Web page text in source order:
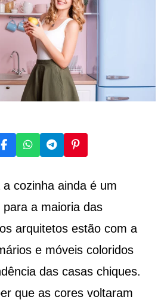
cozinha ainda é um
a maioria das
arquitetos estão com a
e móveis coloridos
das casas chiques.
que as cores voltaram